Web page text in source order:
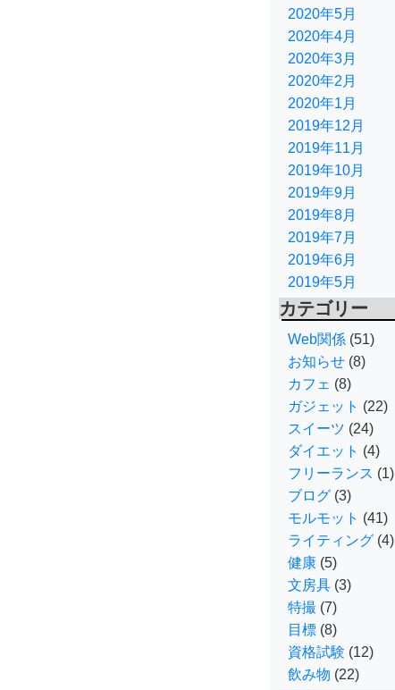
2020年5月
2020年4月
2020年3月
2020年2月
2020年1月
2019年12月
2019年11月
2019年10月
2019年9月
2019年8月
2019年7月
2019年6月
2019年5月
カテゴリー
Web関係 (51)
お知らせ (8)
カフェ (8)
ガジェット (22)
スイーツ (24)
ダイエット (4)
フリーランス (1)
ブログ (3)
モルモット (41)
ライティング (4)
健康 (5)
文房具 (3)
特撮 (7)
目標 (8)
資格試験 (12)
飲み物 (22)